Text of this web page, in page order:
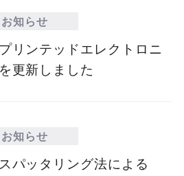
お知らせ
リンテッドエレクトロニ
更新しました
お知らせ
パッタリング法による